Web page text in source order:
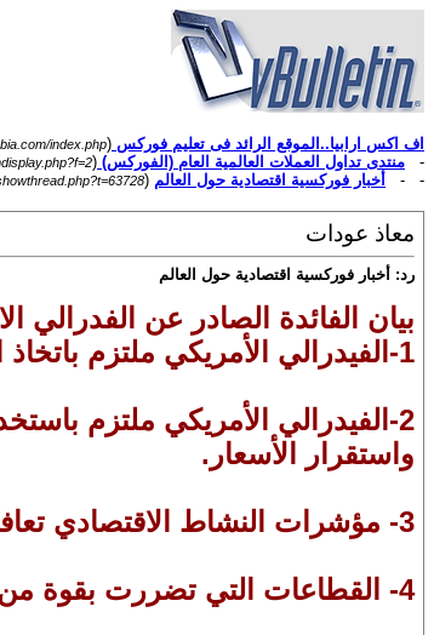
اف اكس ارابيا..الموقع الرائد فى تعليم فوركس Forex index.php)
- منتدى تداول العملات العالمية العام (الفوركس) Forex )
- -
أخبار فوركسية اقتصادية حول العالم (
معاذ عودات
رد: أخبار فوركسية اقتصادية حول العالم
بيان الفائدة الصادر عن الفدرالي
1-الفيدرالي الأمريكي ملتزم باتخاذ الأدوات المناسبة لدعم الاقتصاد الأمريكي.
2-الفيدرالي الأمريكي ملتزم
واستقرار الأسعار.
3- مؤشرات النشاط الاقتصادي تعافت بشكل جيد مع التقدم في توزيع لقاحات كورونا.
4- القطاعات التي تضررت بقوة من الوباء لا تزال ضعيفة ولكنها تحسنت.